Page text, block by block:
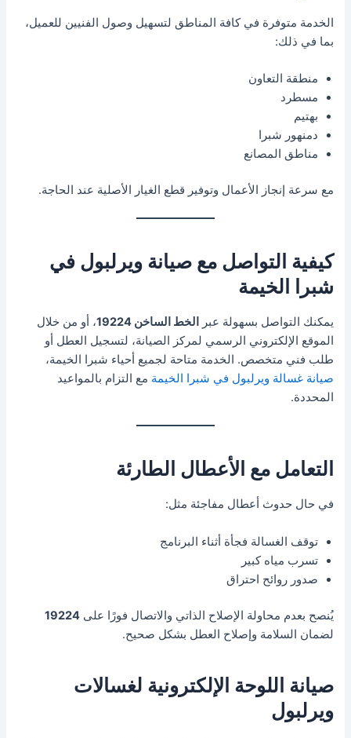
الخدمة متوفرة في كافة المناطق لتسهيل وصول الفنيين للعميل،
بما في ذلك:
منطقة التعاون
مسطرد
بهتيم
دمنهور شبرا
مناطق المصانع
مع سرعة إنجاز الأعمال وتوفير قطع الغيار الأصلية عند الحاجة.
كيفية التواصل مع صيانة ويرلبول في
شبرا الخيمة
يمكنك التواصل بسهولة عبر الخط الساخن 19224
، أو من خلال
الموقع الإلكتروني الرسمي لمركز الصيانة، لتسجيل العطل أو
طلب فني متخصص. الخدمة متاحة لجميع أحياء شبرا الخيمة،
صيانة غسالة ويرلبول في شبرا الخيمة مع التزام بالمواعيد
المحددة.
التعامل مع الأعطال الطارئة
في حال حدوث أعطال مفاجئة مثل:
توقف الغسالة فجأة أثناء البرنامج
تسرب مياه كبير
صدور روائح احتراق
يُنصح بعدم محاولة الإصلاح الذاتي والاتصال فورًا على19224
لضمان السلامة وإصلاح العطل بشكل صحيح.
صيانة اللوحة الإلكترونية لغسالات
ويرلبول